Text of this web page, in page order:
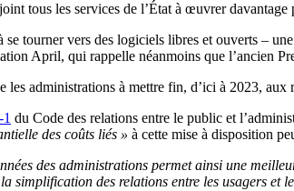
tous les services de l’État à œuvrer
se tourner vers des logiciels libres et ouverts –
April, qui rappelle néanmoins que l’ancien
les administrations à mettre fin, d’ici à 2023,
du Code des relations entre le public et
des coûts liés » à cette mise à disposition
des administrations permet ainsi une
simplification des relations entre les usagers et